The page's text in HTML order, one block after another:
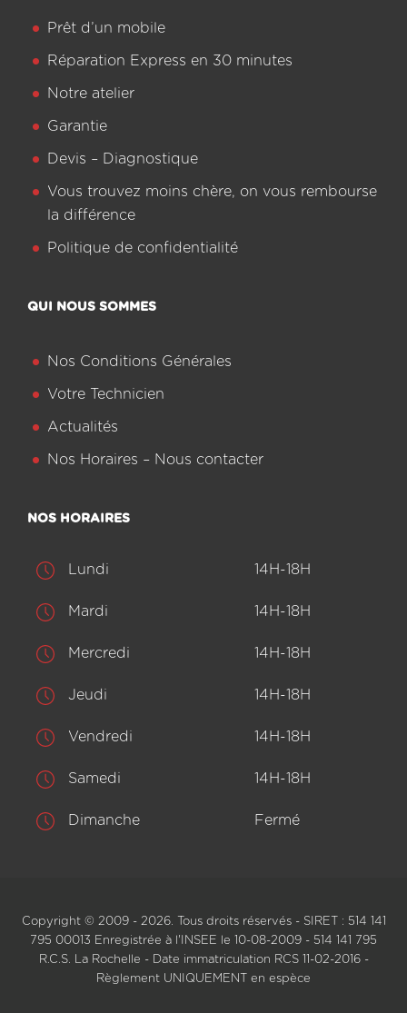
Prêt d’un mobile
Réparation Express en 30 minutes
Notre atelier
Garantie
Devis – Diagnostique
Vous trouvez moins chère, on vous rembourse
la différence
Politique de confidentialité
QUI NOUS SOMMES
Nos Conditions Générales
Votre Technicien
Actualités
Nos Horaires – Nous contacter
NOS HORAIRES
Lundi 14H-18H
Mardi 14H-18H
Mercredi 14H-18H
Jeudi 14H-18H
Vendredi 14H-18H
Samedi 14H-18H
Dimanche Fermé
Copyright © 2009 - 2026. Tous droits réservés - SIRET : 514 141
795 00013 Enregistrée à l'INSEE le 10-08-2009 - 514 141 795
R.C.S. La Rochelle - Date immatriculation RCS 11-02-2016 -
Règlement UNIQUEMENT en espèce